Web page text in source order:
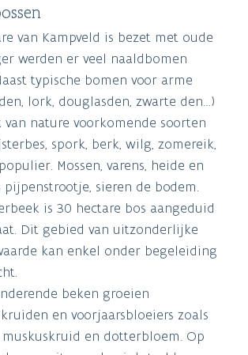
van Kampveld is bezet met oude
werden er veel naaldbomen
typische bomen voor arme
lork, douglasden, zwarte den…)
nature voorkomende soorten
spork, berk, wilg, zomereik,
Mossen, varens, heide en
pijpenstrootje, sieren de bodem.
is 30 hectare bos aangeduid
Dit gebied van uitzonderlijke
kan enkel onder begeleiding
beken groeien
en voorjaarsbloeiers zoals
muskuskruid en dotterbloem. Op